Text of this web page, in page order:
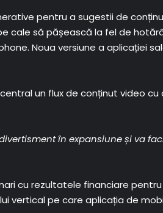
pentru a sugestii de
să pășească la fel de
Noua versiune a aplicației
un flux de conținut video
în expansiune și va
cu rezultatele financiare pentru
vertical pe care aplicația de